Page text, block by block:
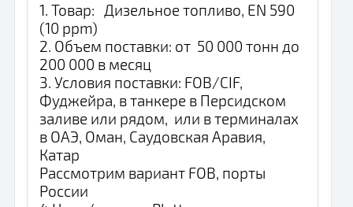
1. Товар: Дизельное топливо, EN 590
(10 ppm)
2. Объем поставки: от 50 000 тонн до
200 000 в месяц
3. Условия поставки: FOB/CIF,
Фуджейра, в танкере в Персидском
заливе или рядом, или в терминалах
в ОАЭ, Оман, Саудовская Аравия,
Катар
Рассмотрим вариант FOB, порты
России